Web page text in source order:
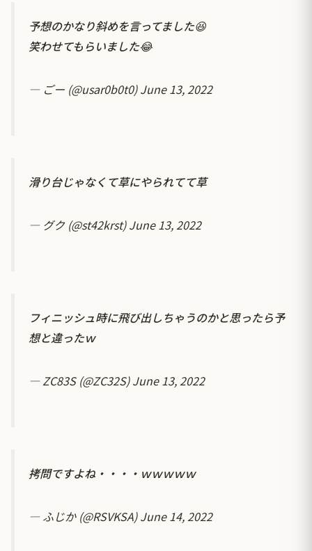
予想のかなり斜めを言ってました😆
笑わせてもらいました😂
— ごー (@usar0b0t0)June 13, 2022
滑り台じゃなくて草にやられてて草
— グク (@st42krst)June 13, 2022
フィニッシュ時に飛び出しちゃうのかと思ったら予
想と違ったｗ
— ZC83S (@ZC32S)June 13, 2022
拷問ですよね・・・・ｗｗｗｗｗ
— ふじか (@RSVKSA)June 14, 2022